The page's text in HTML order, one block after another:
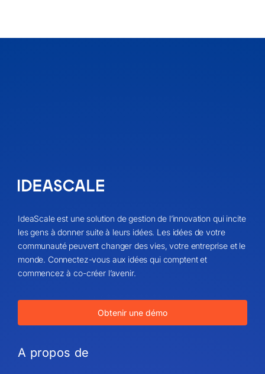
IdeaScale est une solution de gestion de l’innovation qui incite
les gens à donner suite à leurs idées. Les idées de votre
communauté peuvent changer des vies, votre entreprise et le
monde. Connectez-vous aux idées qui comptent et
commencez à co-créer l’avenir.
Obtenir une démo
A propos de